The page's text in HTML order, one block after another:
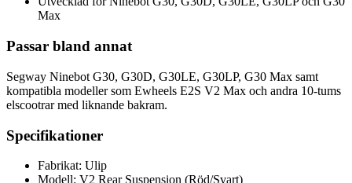
Max
Passar bland annat
Segway Ninebot G30, G30D, G30LE, G30LP, G30 Max samt
kompatibla modeller som Ewheels E2S V2 Max och andra 10-tums
elscootrar med liknande bakram.
Specifikationer
Fabrikat: Ulip
Modell: V2 Rear Suspension (Röd/Svart)